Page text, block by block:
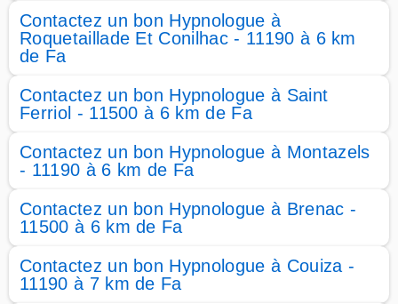
Contactez un bon Hypnologue à
Roquetaillade Et Conilhac - 11190 à 6 km
de Fa
Contactez un bon Hypnologue à Saint
Ferriol - 11500 à 6 km de Fa
Contactez un bon Hypnologue à Montazels
- 11190 à 6 km de Fa
Contactez un bon Hypnologue à Brenac -
11500 à 6 km de Fa
Contactez un bon Hypnologue à Couiza -
11190 à 7 km de Fa